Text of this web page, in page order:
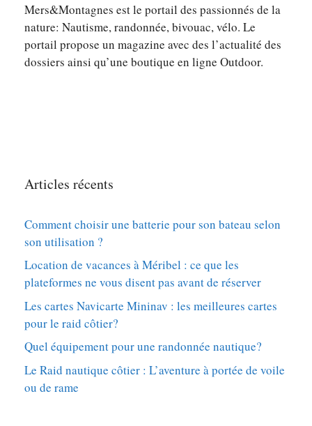
Mers&Montagnes est le portail des passionnés de la
nature: Nautisme, randonnée, bivouac, vélo. Le
portail propose un magazine avec des l’actualité des
dossiers ainsi qu’une boutique en ligne Outdoor.
Articles récents
Comment choisir une batterie pour son bateau selon
son utilisation ?
Location de vacances à Méribel : ce que les
plateformes ne vous disent pas avant de réserver
Les cartes Navicarte Mininav : les meilleures cartes
pour le raid côtier?
Quel équipement pour une randonnée nautique?
Le Raid nautique côtier : L’aventure à portée de voile
ou de rame